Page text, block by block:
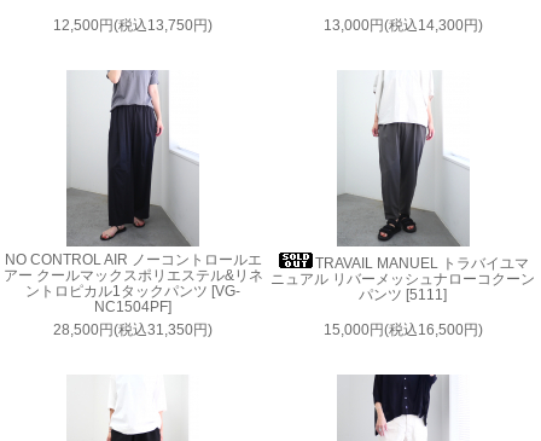
12,500円(税込13,750円) 13,000円(税込14,300円)
NO CONTROL AIR ノーコントロールエ
アー クールマックスポリエステル&リネ
ントロピカル1タックパンツ [VG-
NC1504PF]
28,500円(税込31,350円)
TRAVAIL MANUEL トラバイユマ
ニュアル リバーメッシュナローコクーン
パンツ [5111]
15,000円(税込16,500円)